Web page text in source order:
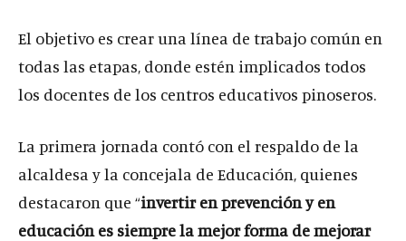
El objetivo es crear una línea de trabajo común en
todas las etapas, donde estén implicados todos
los docentes de los centros educativos pinoseros.
La primera jornada contó con el respaldo de la
alcaldesa y la concejala de Educación, quienes
destacaron que “invertir en prevención y en
educación es siempre la mejor forma de mejorar